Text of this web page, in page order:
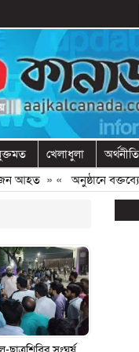
খেলাধুলা অর্থনীতি
আহত» « অনুষ্ঠানে বক্তব্যের